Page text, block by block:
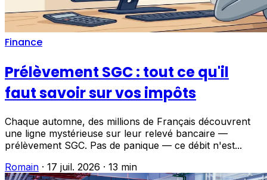
Finance
Prélèvement SGC : tout ce qu'il
faut savoir sur vos impôts
Chaque automne, des millions de Français découvrent
une ligne mystérieuse sur leur relevé bancaire —
prélèvement SGC. Pas de panique — ce débit n'est...
Romain · 17 juil. 2026 · 13 min